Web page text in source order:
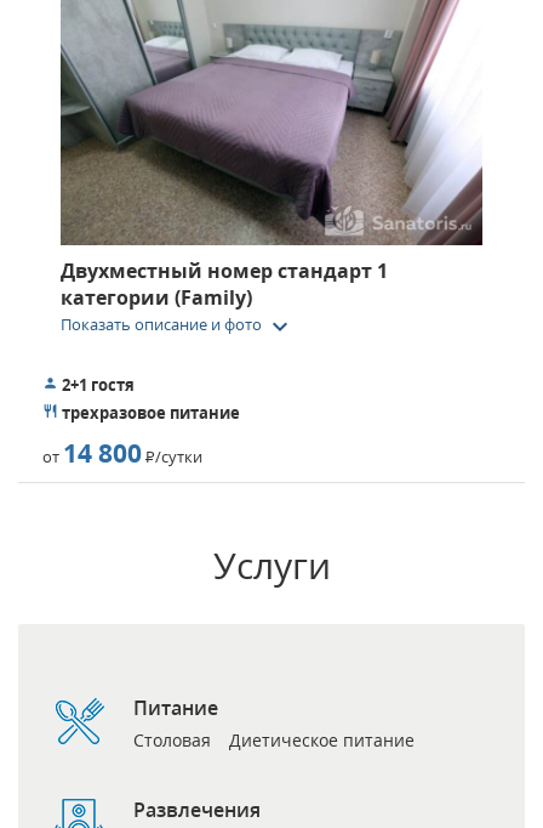
Двухместный номер стандарт 1
категории (Family)
Показать описание и фото keyboard_arrow_down
2+1 гостя
трехразовое питание
от 14 800Р/сутки
Услуги
Питание
Столовая Диетическое питание
Развлечения